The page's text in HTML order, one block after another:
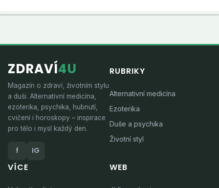
ZDRAVÍ4U
Magazín o zdraví, životním stylu
a duši. Alternativní medicína,
ezoterika, psychika, hubnutí,
cvičení i horoskopy – inspirace
pro tělo i mysl každý den.
f IG
RUBRIKY
Alternativní medicína
Ezoterika
Duše a psychika
Životní styl
VÍCE WEB